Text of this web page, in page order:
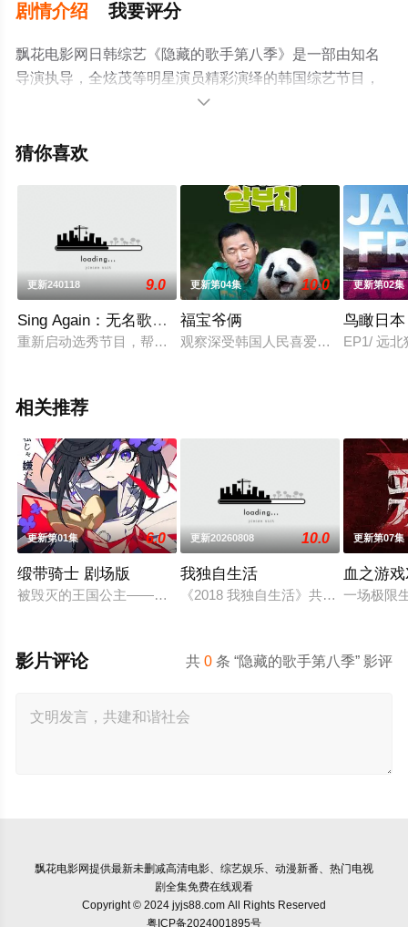
剧情介绍 我要评分
飘花电影网日韩综艺《隐藏的歌手第八季》是一部由知名
导演执导，全炫茂等明星演员精彩演绎的韩国综艺节目，
手机免费在线观看高清无删减完整版综艺节目就上飘花影
平台了解。

猜你喜欢
更新240118 9.0
Sing Again：无名歌手战第三季
重新启动选秀节目，帮助需要“再来一次”机会的歌手重新站在大
更新第04集 10.0
福宝爷俩
观察深受韩国人民喜爱的熊猫福宝和
更新第02集
鸟瞰日本
EP1/ 远
相关推荐
更新第01集 6.0
缎带骑士 剧场版
被毁灭的王国公主——萨菲娅。灾厄“内尔伽勒”夺走了她故乡希
更新20260808 10.0
我独自生活
《2018 我独自生活》共48期，总期
更新第07集
血之游
一场极限
共0 条 “隐藏的歌手第八季” 影评
影片评论
飘花电影网提供最新未删减高清电影、综艺娱乐、动漫新番、热门电视
剧全集免费在线观看
Copyright © 2024 jyjs88.com All Rights Reserved
粤ICP备2024001895号